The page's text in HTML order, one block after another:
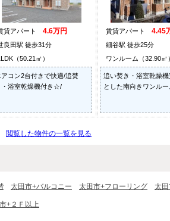
貸アパート 4.6万円
良田駅 徒歩31分
（50.21㎡）
アコン2台付きで快適/追焚
・浴室乾燥機付き☆/
賃貸アパート 4.45
細谷駅 徒歩25分
ワンルーム（32.90㎡）
追い焚き・浴室乾燥機
とした南向きワンルー
閲覧した物件の一覧を見る
太田市+バルコニー 太田市+フローリング 太
+２Ｆ以上